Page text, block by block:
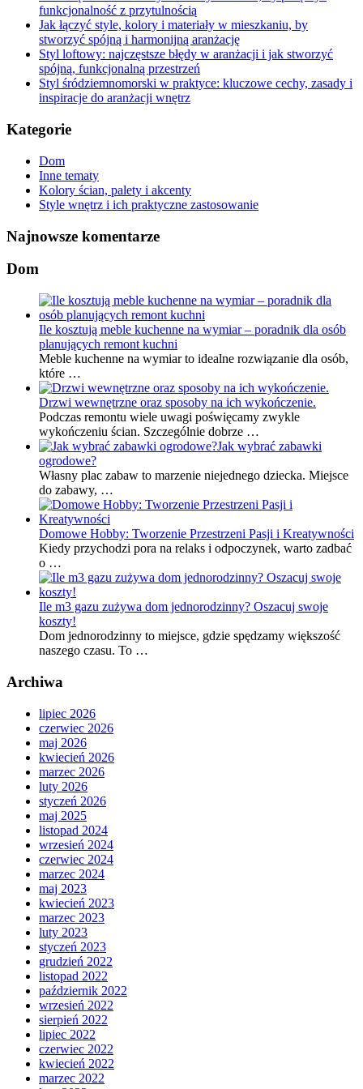
funkcjonalność z przytulnością
Jak łączyć style, kolory i materiały w mieszkaniu, by
stworzyć spójną i harmonijną aranżację
Styl loftowy: najczęstsze błędy w aranżacji i jak stworzyć
spójną, funkcjonalną przestrzeń
Styl śródziemnomorski w praktyce: kluczowe cechy, zasady i
inspiracje do aranżacji wnętrz
Kategorie
Dom
Inne tematy
Kolory ścian, palety i akcenty
Style wnętrz i ich praktyczne zastosowanie
Najnowsze komentarze
Dom
Ile kosztują meble kuchenne na wymiar – poradnik dla osób
planujących remont kuchni
Meble kuchenne na wymiar to idealne rozwiązanie dla osób,
które …
Drzwi wewnętrzne oraz sposoby na ich wykończenie.
Podczas remontu wiele uwagi poświęcamy zwykle
wykończeniu ścian. Szczególnie dobrze …
Jak wybrać zabawki
ogrodowe?
Własny plac zabaw to marzenie niejednego dziecka. Miejsce
do zabawy, …
Domowe Hobby: Tworzenie Przestrzeni Pasji i Kreatywności
Kiedy przychodzi pora na relaks i odpoczynek, warto zadbać
o …
Ile m3 gazu zużywa dom jednorodzinny? Oszacuj swoje
koszty!
Dom jednorodzinny to miejsce, gdzie spędzamy większość
naszego czasu. To …
Archiwa
lipiec 2026
czerwiec 2026
maj 2026
kwiecień 2026
marzec 2026
luty 2026
styczeń 2026
maj 2025
listopad 2024
wrzesień 2024
czerwiec 2024
marzec 2024
maj 2023
kwiecień 2023
marzec 2023
luty 2023
styczeń 2023
grudzień 2022
listopad 2022
październik 2022
wrzesień 2022
sierpień 2022
lipiec 2022
czerwiec 2022
kwiecień 2022
marzec 2022